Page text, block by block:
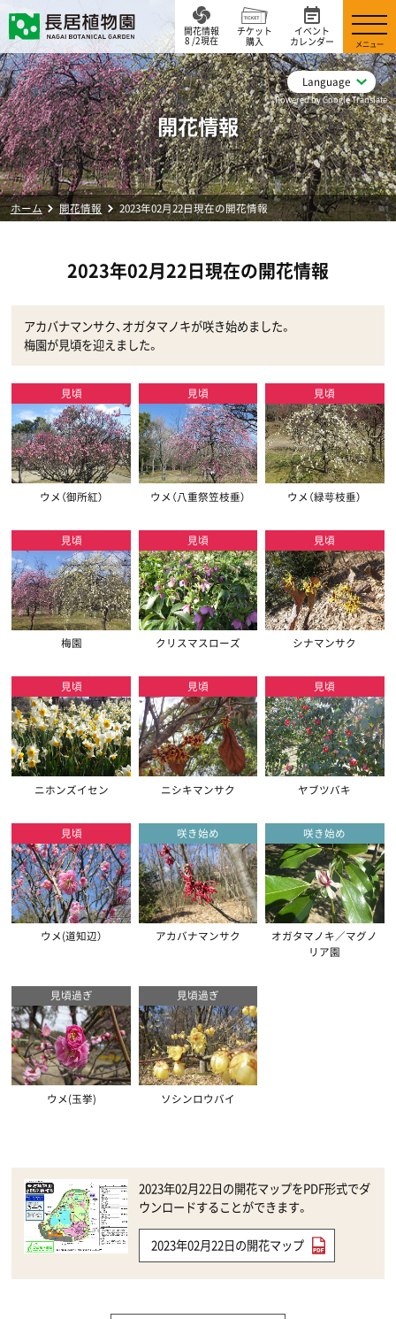
Language
Powered by Google Translate
開花情報
8 /2現在
チケット
購入
イベント
カレンダー
メニュー
開花情報
ホーム 開花情報 2023年02月22日現在の開花情報
2023年02月22日現在の開花情報
アカバナマンサク、オガタマノキが咲き始めました。
梅園が見頃を迎えました。
見頃
ウメ（御所紅）
見頃
ウメ（八重祭笠枝垂）
見頃
ウメ（緑萼枝垂）
見頃
梅園
見頃
クリスマスローズ
見頃
シナマンサク
見頃
ニホンズイセン
見頃
ニシキマンサク
見頃
ヤブツバキ
見頃
ウメ(道知辺）
咲き始め
アカバナマンサク
咲き始め
オガタマノキ／マグノ
リア園
見頃過ぎ
ウメ(玉挙)
見頃過ぎ
ソシンロウバイ
2023年02月22日の開花マップをPDF形式でダ
ウンロードすることができます。
2023年02月22日の開花マップ